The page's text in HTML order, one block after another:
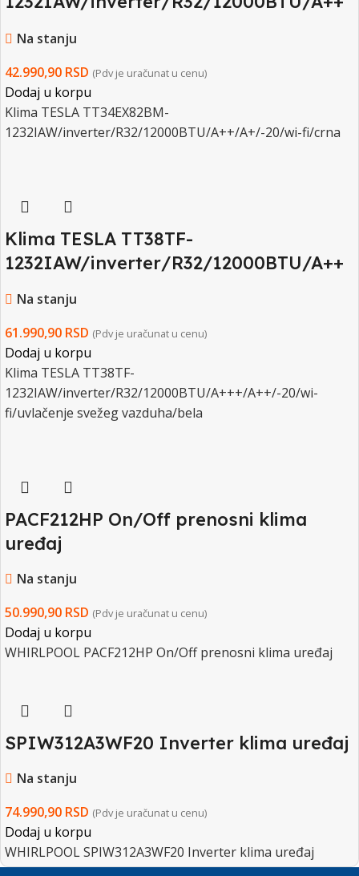
Na stanju
42.990,90 RSD (Pdv je uračunat u cenu)
Dodaj u korpu
Klima TESLA TT34EX82BM-
1232IAW/inverter/R32/12000BTU/A++/A+/-20/wi-fi/crna
Klima TESLA TT38TF-
1232IAW/inverter/R32/12000BTU/A++
vazduha/bela
Na stanju
61.990,90 RSD (Pdv je uračunat u cenu)
Dodaj u korpu
Klima TESLA TT38TF-
1232IAW/inverter/R32/12000BTU/A+++/A++/-20/wi-
fi/uvlačenje svežeg vazduha/bela
PACF212HP On/Off prenosni klima
uređaj
Na stanju
50.990,90 RSD (Pdv je uračunat u cenu)
Dodaj u korpu
WHIRLPOOL PACF212HP On/Off prenosni klima uređaj
SPIW312A3WF20 Inverter klima uređaj
Na stanju
74.990,90 RSD (Pdv je uračunat u cenu)
Dodaj u korpu
WHIRLPOOL SPIW312A3WF20 Inverter klima uređaj